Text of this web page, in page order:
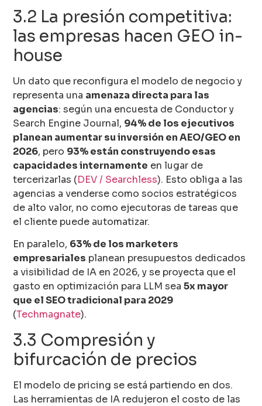
3.2 La presión competitiva:
las empresas hacen GEO in-
house
Un dato que reconfigura el modelo de negocio y
representa una amenaza directa para las
agencias: según una encuesta de Conductor y
Search Engine Journal, 94% de los ejecutivos
planean aumentar su inversión en AEO/GEO en
2026, pero 93% están construyendo esas
capacidades internamente en lugar de
tercerizarlas (DEV / Searchless). Esto obliga a las
agencias a venderse como socios estratégicos
de alto valor, no como ejecutoras de tareas que
el cliente puede automatizar.
En paralelo, 63% de los marketers
empresariales planean presupuestos dedicados
a visibilidad de IA en 2026, y se proyecta que el
gasto en optimización para LLM sea5x mayor
que el SEO tradicional para 2029
(Techmagnate).
3.3 Compresión y
bifurcación de precios
El modelo de pricing se está partiendo en dos.
Las herramientas de IA redujeron el costo de las